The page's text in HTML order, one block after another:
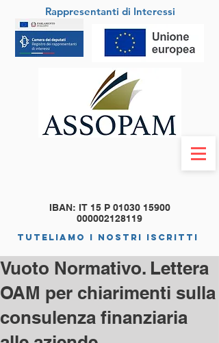
IBAN: IT 15 P 01030 15900
000002128119
tuteliamo i nostri iscritti
Rappresentanti di Interessi
Vuoto Normativo. Lettera
OAM per chiarimenti sulla
consulenza finanziaria